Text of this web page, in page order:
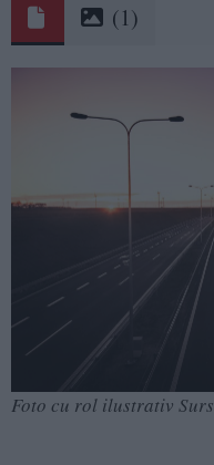
(1)
Foto cu rol ilustrativ